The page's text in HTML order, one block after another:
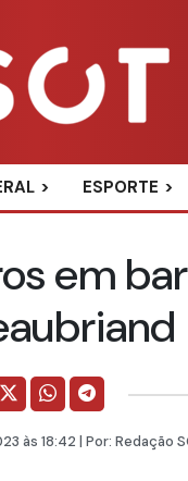
ESPORTE
em
às 18:42 | Por: Redação